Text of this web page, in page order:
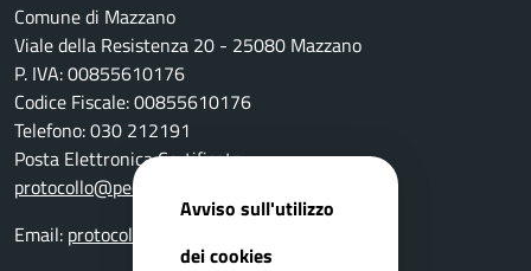
Comune di Mazzano
Viale della Resistenza 20 - 25080 Mazzano
P. IVA: 00855610176
Codice Fiscale: 00855610176
Telefono: 030 212191
Posta Elettronica Certificata:
protocollo@pec.comune.mazzano.bs.it
Email: protocollo@comune.mazzano.bs.it
Avviso sull'utilizzo
dei cookies